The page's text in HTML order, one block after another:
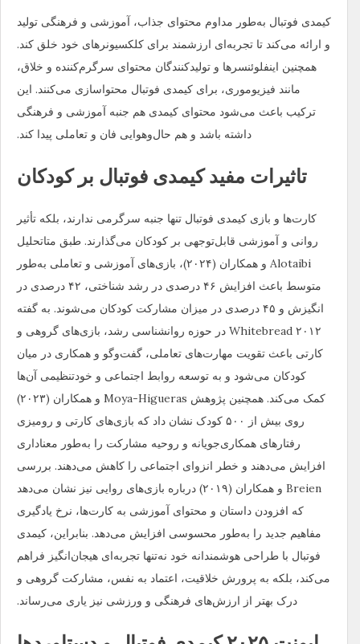
کیمدی فوتبال به‌طور مداوم محتوای جذاب، آموزشی و فرهنگی تولید
و ارائه می‌کند تا تجربه‌ای ارزشمند برای کلکسیونرهای خود خلق کند.
همچنین اینفلوئنسرها و تولیدکنندگان محتوای سرگرم‌کننده و خلاق،
مانند فیزیوموری، برای کیمدی فوتبال محتواسازی می‌کنند. این
ترکیب باعث می‌شود محتوای کیمدی هم جنبه آموزشی و فرهنگی
داشته باشد و هم حال‌وهوایی فان و تعاملی پیدا کند.
تاثیرات مفید کیمدی فوتبال بر کودکان
کارت‌ها و بازی‌ کیمدی فوتبال تنها جنبه سرگرمی ندارند، بلکه تأثیر
روانی و آموزشی قابل‌توجهی بر کودکان می‌گذارند. طبق متا‌تحلیل
Alotaibi و همکاران (۲۰۲۴)، بازی‌های آموزشی و تعاملی به‌طور
متوسط باعث افزایش ۴۶ درصدی در رشد شناختی، ۴۲ درصدی در
انگیزش و ۴۵ درصدی در میزان مشارکت کودکان می‌شوند. به گفته
Whitebread ۲۰۱۲ در حوزه روانشناسی رشد، بازی‌های گروهی و
کارتی باعث تقویت مهارت‌های تعاملی، گفت‌وگو و همکاری در میان
کودکان می‌شود و به توسعه روابط اجتماعی و خودتنظیمی آن‌ها
کمک می‌کند. همچنین پژوهش Moya-Higueras و همکاران (۲۰۲۳)
روی بیش از ۵۰۰ کودک نشان داد که بازی‌های کارتی و رومیزی
رفتارهای همکاری‌جویانه و روحیه مشارکت را به‌طور معناداری
افزایش می‌دهند و خطر انزوای اجتماعی را کاهش می‌دهند. بررسی
Breien و همکاران (۲۰۱۹) درباره بازی‌های روایی نیز نشان می‌دهد
که افزودن داستان و محتوای آموزشی به کارت‌ها، نرخ یادگیری
مفاهیم جدید را به‌طور محسوسی افزایش می‌دهد. بنابراین، کیمدی
فوتبال با طراحی هوشمندانه خود نه‌تنها تجربه‌ای هیجان‌انگیز فراهم
می‌کند، بلکه به پرورش خلاقیت، اعتماد به نفس، مشارکت گروهی و
درک بهتر از ارزش‌های فرهنگی و ورزشی نیز یاری می‌رساند.